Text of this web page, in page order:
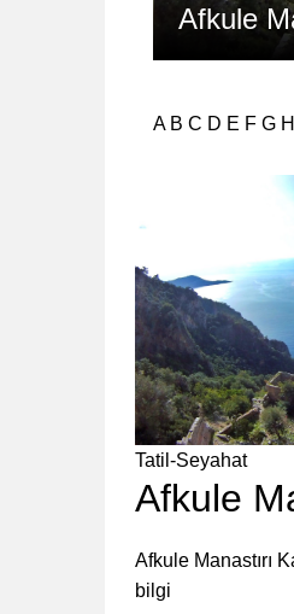
Afkule Manastırı
A B C D E F G H
Tatil-Seyahat
Afkule
Afkule Manastırı
bilgi